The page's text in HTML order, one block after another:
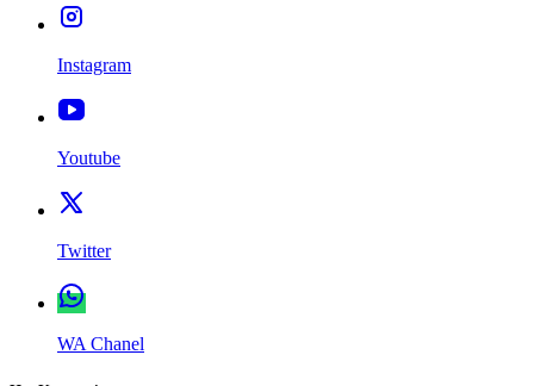
Instagram
Youtube
Twitter
WA Chanel